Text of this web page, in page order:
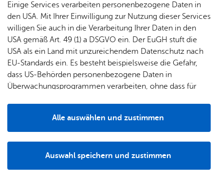
Alle Standorte anzeigen
Einige Services verarbeiten personenbezogene Daten in
den USA. Mit Ihrer Einwilligung zur Nutzung dieser Services
willigen Sie auch in die Verarbeitung Ihrer Daten in den
USA gemäß Art. 49 (1) a DSGVO ein. Der EuGH stuft die
USA als ein Land mit unzureichendem Datenschutz nach
EU-Standards ein. Es besteht beispielsweise die Gefahr,
dass US-Behörden personenbezogene Daten in
Überwachungsprogrammen verarbeiten, ohne dass für
Auswahl speichern und zustimmen
Alle auswählen und zustimmen